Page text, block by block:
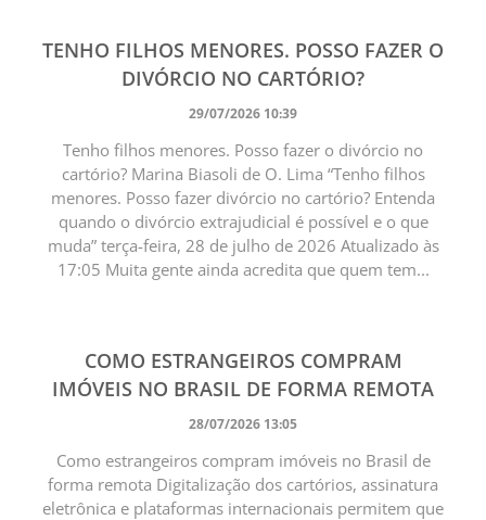
TENHO FILHOS MENORES. POSSO FAZER O
DIVÓRCIO NO CARTÓRIO?
29/07/2026 10:39
Tenho filhos menores. Posso fazer o divórcio no
cartório? Marina Biasoli de O. Lima “Tenho filhos
menores. Posso fazer divórcio no cartório? Entenda
quando o divórcio extrajudicial é possível e o que
muda” terça-feira, 28 de julho de 2026 Atualizado às
17:05 Muita gente ainda acredita que quem tem...
COMO ESTRANGEIROS COMPRAM
IMÓVEIS NO BRASIL DE FORMA REMOTA
28/07/2026 13:05
Como estrangeiros compram imóveis no Brasil de
forma remota Digitalização dos cartórios, assinatura
eletrônica e plataformas internacionais permitem que